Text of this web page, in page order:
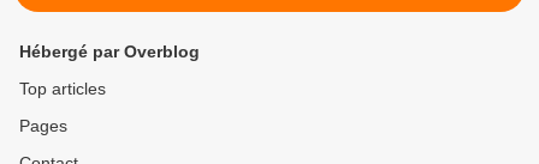
Hébergé par Overblog
Top articles
Pages